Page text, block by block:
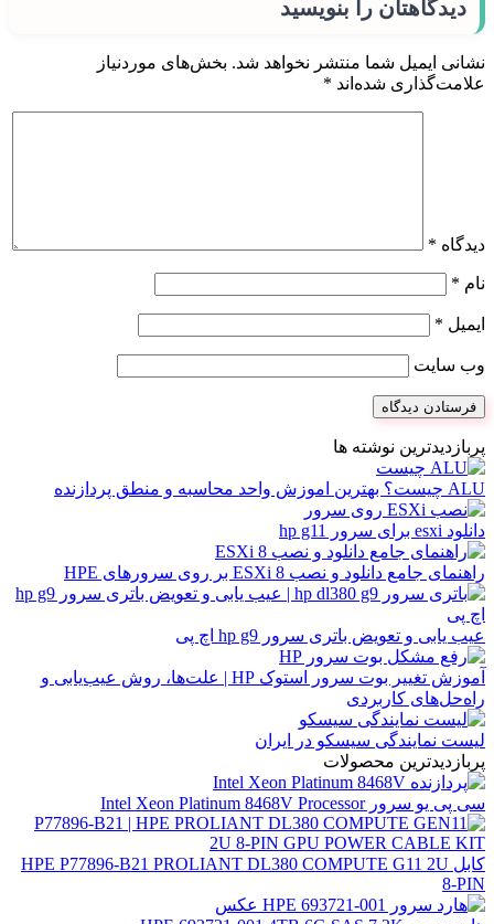
دیدگاهتان را بنویسید
نشانی ایمیل شما منتشر نخواهد شد. بخش‌های موردنیاز
علامت‌گذاری شده‌اند *
دیدگاه *
نام *
ایمیل *
وب‌ سایت
پربازدیدترین نوشته ها
ALU چیست؟ بهترین اموزش واحد محاسبه و منطق پردازنده
دانلود esxi برای سرور hp g11
راهنمای جامع دانلود و نصب ESXi 8 بر روی سرورهای HPE
عیب یابی و تعویض باتری سرور hp g9 اچ پی
آموزش تغییر بوت سرور استوک HP | علت‌ها، روش عیب‌یابی و
راه‌حل‌های کاربردی
لیست نمایندگی سیسکو در ایران
پربازدیدترین محصولات
سی پی یو سرور Intel Xeon Platinum 8468V Processor
کابل HPE P77896-B21 PROLIANT DL380 COMPUTE G11 2U
8-PIN